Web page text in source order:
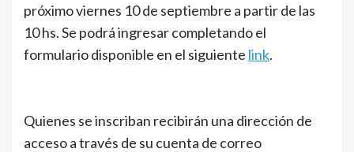
próximo viernes 10 de septiembre a partir de las
10 hs. Se podrá ingresar completando el
formulario disponible en el siguiente link.
Quienes se inscriban recibirán una dirección de
acceso a través de su cuenta de correo